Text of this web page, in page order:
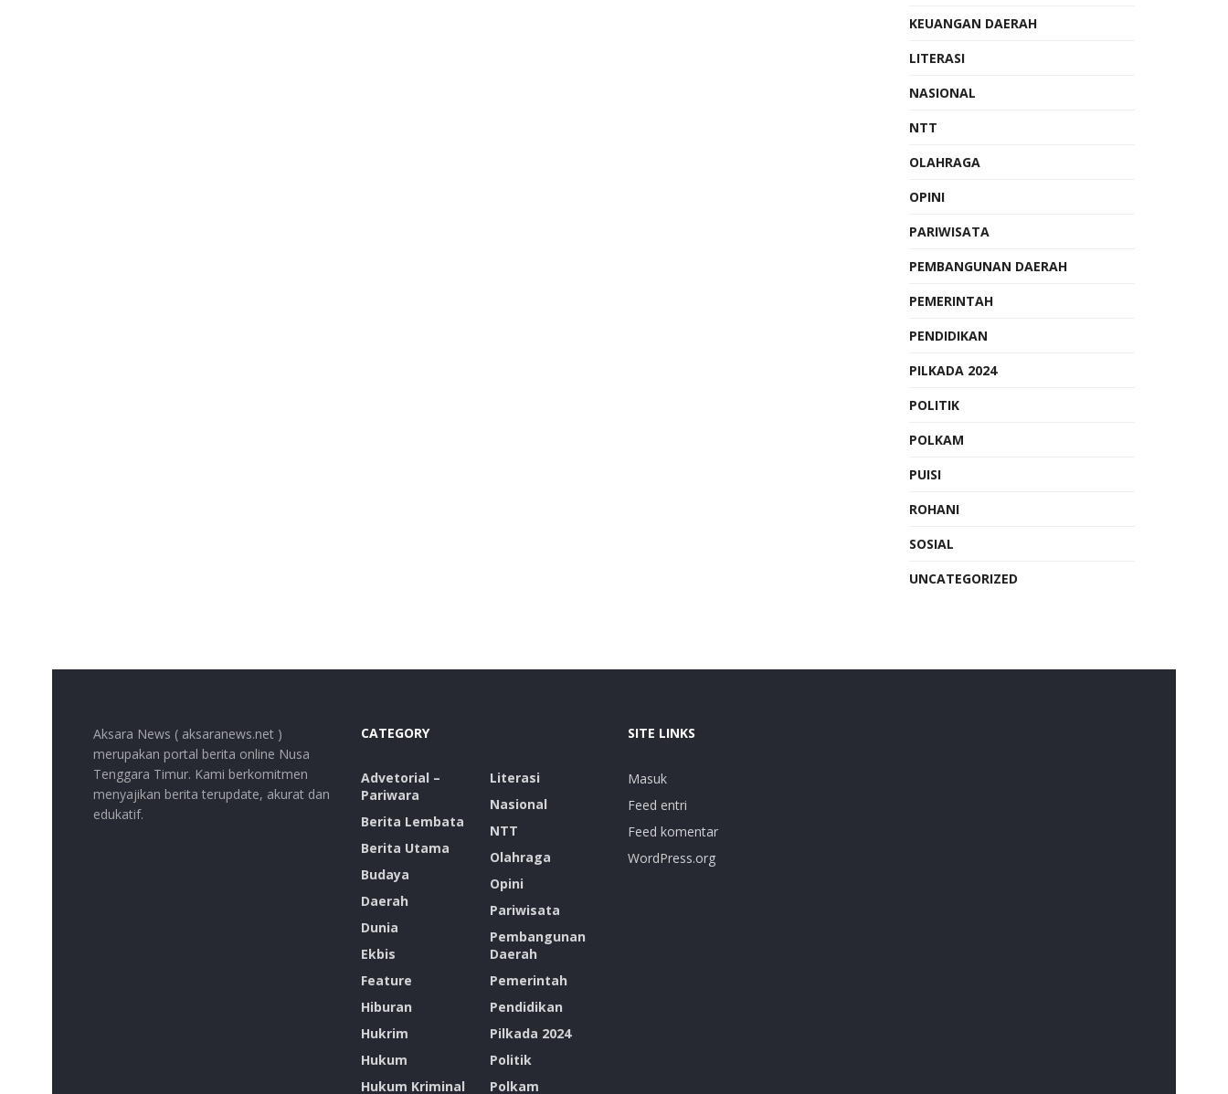
KEUANGAN DAERAH
LITERASI
NASIONAL
NTT
OLAHRAGA
OPINI
PARIWISATA
PEMBANGUNAN DAERAH
PEMERINTAH
PENDIDIKAN
PILKADA 2024
POLITIK
POLKAM
PUISI
ROHANI
SOSIAL
UNCATEGORIZED
Aksara News ( aksaranews.net )
merupakan portal berita online Nusa
Tenggara Timur. Kami berkomitmen
menyajikan berita terupdate, akurat dan
edukatif.
CATEGORY
Advetorial –
Pariwara
Berita Lembata
Berita Utama
Budaya
Daerah
Dunia
Ekbis
Feature
Hiburan
Hukrim
Hukum
Hukum Kriminal
Literasi
Nasional
NTT
Olahraga
Opini
Pariwisata
Pembangunan
Daerah
Pemerintah
Pendidikan
Pilkada 2024
Politik
Polkam
SITE LINKS
Masuk
Feed entri
Feed komentar
WordPress.org